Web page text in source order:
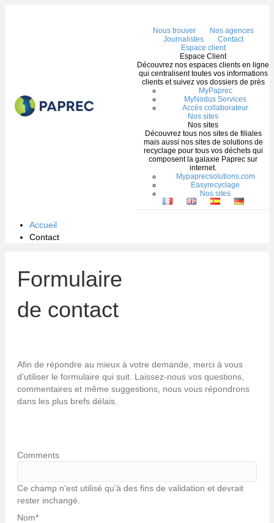
Nous trouver
Nos agences
Journalistes
Contact
Espace client
Espace Client
Découvrez nos espaces clients en ligne
qui centralisent toutes vos informations
clients et suivez vos dossiers de près
MyPaprec
MyNodus Services
Accès collaborateur
Nos sites
Nos sites
Découvrez tous nos sites de filiales
mais aussi nos sites de solutions de
recyclage pour tous vos déchets qui
composent la galaxie Paprec sur
internet.
Mypaprecsolutions.com
Easyrecyclage
Nos sites
Accueil
Contact
Formulaire
de contact
Afin de répondre au mieux à votre demande, merci à vous
d’utiliser le formulaire qui suit. Laissez-nous vos questions,
commentaires et même suggestions, nous vous répondrons
dans les plus brefs délais.
Comments
Ce champ n’est utilisé qu’à des fins de validation et devrait
rester inchangé.
Nom*